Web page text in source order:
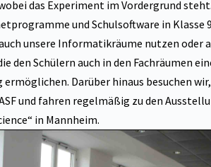
das Experiment im Vordergrund
und Schulsoftware in Klasse 9
unsere Informatikräume nutzen oder
den Schülern auch in den Fachräumen
Darüber hinaus besuchen
und fahren regelmäßig zu den
in Mannheim.